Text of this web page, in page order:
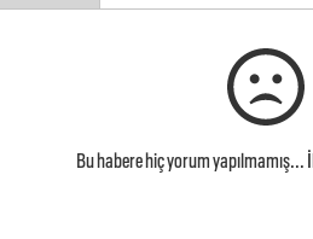
Bu habere hiç yorum yapılmamış...